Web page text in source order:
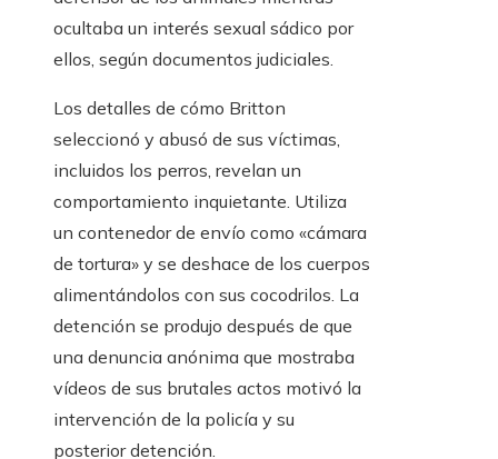
ocultaba un interés sexual sádico por
ellos, según documentos judiciales.
Los detalles de cómo Britton
seleccionó y abusó de sus víctimas,
incluidos los perros, revelan un
comportamiento inquietante. Utiliza
un contenedor de envío como «cámara
de tortura» y se deshace de los cuerpos
alimentándolos con sus cocodrilos. La
detención se produjo después de que
una denuncia anónima que mostraba
vídeos de sus brutales actos motivó la
intervención de la policía y su
posterior detención.